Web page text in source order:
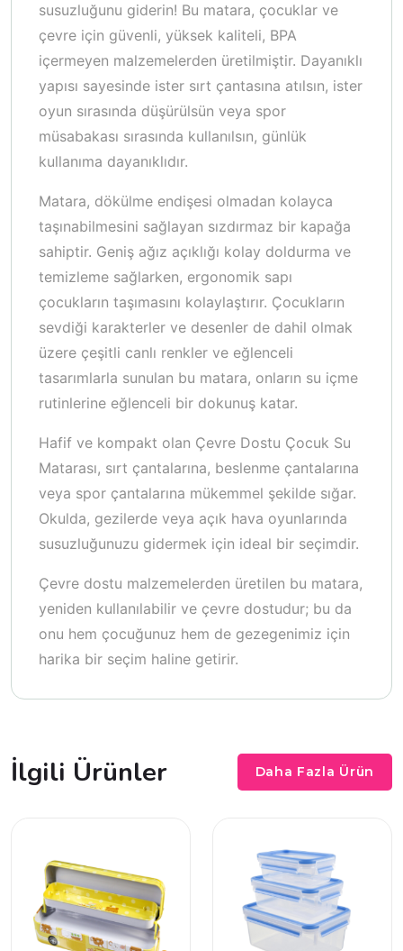
susuzluğunu giderin! Bu matara, çocuklar ve
çevre için güvenli, yüksek kaliteli, BPA
içermeyen malzemelerden üretilmiştir. Dayanıklı
yapısı sayesinde ister sırt çantasına atılsın, ister
oyun sırasında düşürülsün veya spor
müsabakası sırasında kullanılsın, günlük
kullanıma dayanıklıdır.
Matara, dökülme endişesi olmadan kolayca
taşınabilmesini sağlayan sızdırmaz bir kapağa
sahiptir. Geniş ağız açıklığı kolay doldurma ve
temizleme sağlarken, ergonomik sapı
çocukların taşımasını kolaylaştırır. Çocukların
sevdiği karakterler ve desenler de dahil olmak
üzere çeşitli canlı renkler ve eğlenceli
tasarımlarla sunulan bu matara, onların su içme
rutinlerine eğlenceli bir dokunuş katar.
Hafif ve kompakt olan Çevre Dostu Çocuk Su
Matarası, sırt çantalarına, beslenme çantalarına
veya spor çantalarına mükemmel şekilde sığar.
Okulda, gezilerde veya açık hava oyunlarında
susuzluğunuzu gidermek için ideal bir seçimdir.
Çevre dostu malzemelerden üretilen bu matara,
yeniden kullanılabilir ve çevre dostudur; bu da
onu hem çocuğunuz hem de gezegenimiz için
harika bir seçim haline getirir.
İlgili Ürünler Daha Fazla Ürün